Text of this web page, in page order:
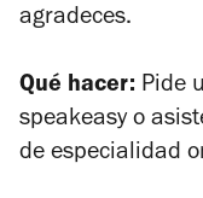
agradeces.
Qué hacer: Pide
speakeasy o
de especialidad